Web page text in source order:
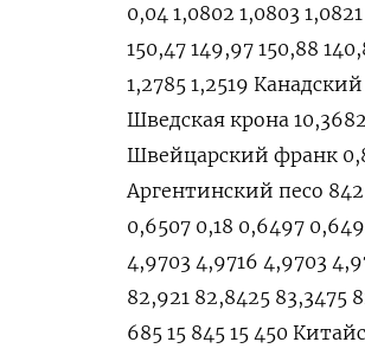
0,04 1,0802 1,0803
150,47 149,97 150,88
1,2785 1,2519 Канадский
Шведская крона
Швейцарский франк
Аргентинский песо
0,6507 0,18 0,6497
4,9703 4,9716 4,9703
82,921 82,8425 83,3475
685 15 845 15 450